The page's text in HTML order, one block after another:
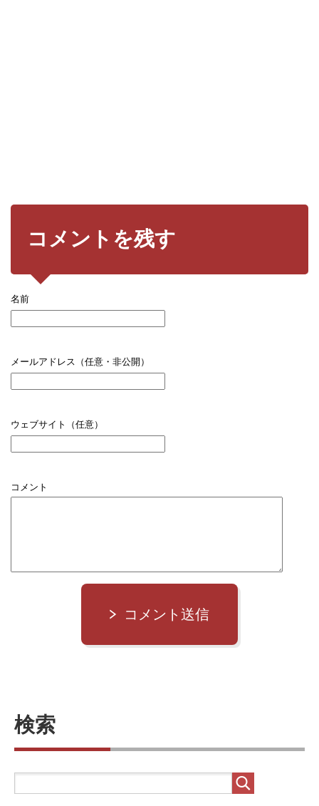
コメントを残す
名前
メールアドレス（任意・非公開）
ウェブサイト（任意）
コメント
コメント送信
検索